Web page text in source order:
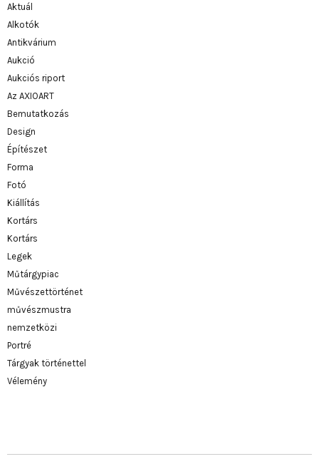
Aktuál
Alkotók
Antikvárium
Aukció
Aukciós riport
Az AXIOART
Bemutatkozás
Design
Építészet
Forma
Fotó
Kiállítás
Kortárs
Kortárs
Legek
Műtárgypiac
Művészettörténet
művészmustra
nemzetközi
Portré
Tárgyak történettel
Vélemény